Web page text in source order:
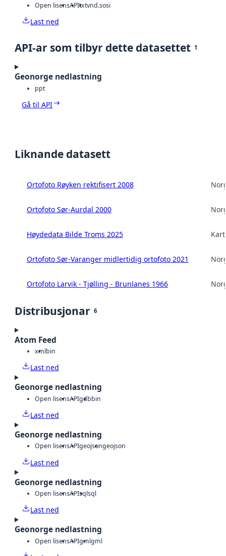
Open lisensAPItxtvnd.sosi
Last ned
API-ar som tilbyr dette datasettet 1
Geonorge nedlastning
ppt
Gå til API
Liknande datasett
Ortofoto Røyken rektifisert 2008
Ortofoto Sør-Aurdal 2000
Høydedata Bilde Troms 2025
Ortofoto Sør-Varanger midlertidig ortofoto 2021
Ortofoto Larvik - Tjølling - Brunlanes 1966
Distribusjonar 6
Atom Feed
xmlbin
Last ned
Geonorge nedlastning
Open lisensAPIgdbbin
Last ned
Geonorge nedlastning
Open lisensAPIgeojsongeojson
Last ned
Geonorge nedlastning
Open lisensAPIsqlsql
Last ned
Geonorge nedlastning
Open lisensAPIgmlgml